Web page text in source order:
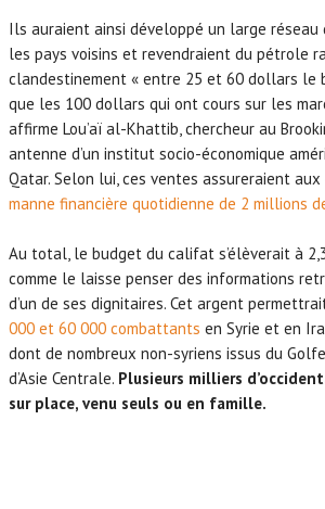
Ils auraient ainsi développé un large réseau
les pays voisins et revendraient du pétrole
clandestinement « entre 25 et 60 dollars le
que les 100 dollars qui ont cours sur les
affirme Lou’aï al-Khattib, chercheur au
antenne d’un institut socio-économique
Qatar. Selon lui, ces ventes assureraient
manne financière quotidienne de 2 millions
Au total, le budget du califat s’élèverait à
comme le laisse penser des informations
d’un de ses dignitaires. Cet argent
000 et 60 000 combattants en Syrie et en
dont de nombreux non-syriens issus du
d’Asie Centrale. Plusieurs milliers
sur place, venu seuls ou en famille.